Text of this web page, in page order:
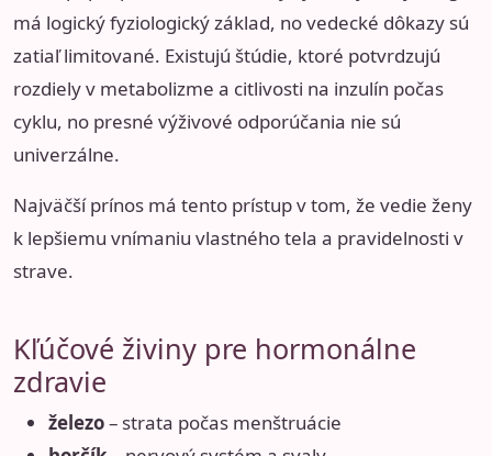
má logický fyziologický základ, no vedecké dôkazy sú
zatiaľ limitované. Existujú štúdie, ktoré potvrdzujú
rozdiely v metabolizme a citlivosti na inzulín počas
cyklu, no presné výživové odporúčania nie sú
univerzálne.
Najväčší prínos má tento prístup v tom, že vedie ženy
k lepšiemu vnímaniu vlastného tela a pravidelnosti v
strave.
Kľúčové živiny pre hormonálne
zdravie
železo– strata počas menštruácie